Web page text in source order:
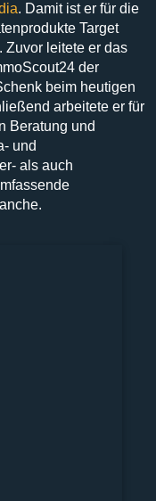
. Damit ist er für die
Target
Zuvor leitete er das
der
beim heutigen
arbeitete er für
Beratung und
und
als auch